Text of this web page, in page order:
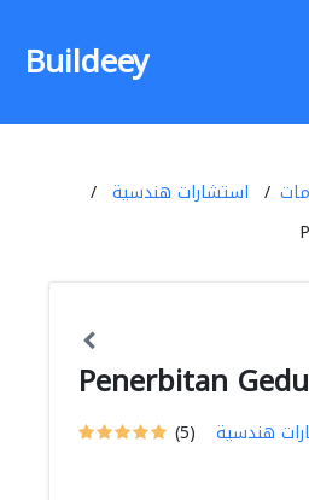
Buildeey
استشارات هندسية
Penerbitan
(5) هندسية